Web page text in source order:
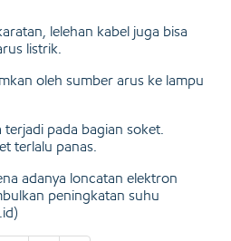
lelehan kabel juga bisa
listrik.
oleh sumber arus ke lampu
pada bagian soket.
terlalu panas.
adanya loncatan elektron
peningkatan suhu